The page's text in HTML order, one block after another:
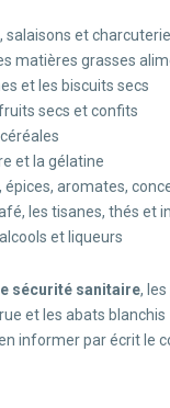
salaisons et
matières grasses
et les biscuits secs
secs et confits
et la gélatine
épices, aromates,
les tisanes, thés et
et liqueurs
sécurité sanitaire,
et les abats blanchis
informer par écrit le